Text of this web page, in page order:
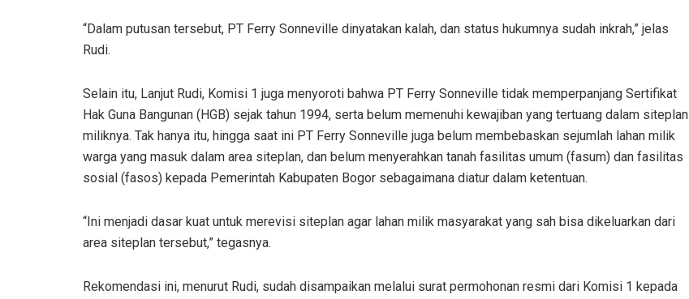
“Dalam putusan tersebut, PT Ferry Sonneville dinyatakan kalah, dan status hukumnya sudah inkrah,” jelas
Rudi.
Selain itu, Lanjut Rudi, Komisi 1 juga menyoroti bahwa PT Ferry Sonneville tidak memperpanjang Sertifikat
Hak Guna Bangunan (HGB) sejak tahun 1994, serta belum memenuhi kewajiban yang tertuang dalam siteplan
miliknya. Tak hanya itu, hingga saat ini PT Ferry Sonneville juga belum membebaskan sejumlah lahan milik
warga yang masuk dalam area siteplan, dan belum menyerahkan tanah fasilitas umum (fasum) dan fasilitas
sosial (fasos) kepada Pemerintah Kabupaten Bogor sebagaimana diatur dalam ketentuan.
“Ini menjadi dasar kuat untuk merevisi siteplan agar lahan milik masyarakat yang sah bisa dikeluarkan dari
area siteplan tersebut,” tegasnya.
Rekomendasi ini, menurut Rudi, sudah disampaikan melalui surat permohonan resmi dari Komisi 1 kepada